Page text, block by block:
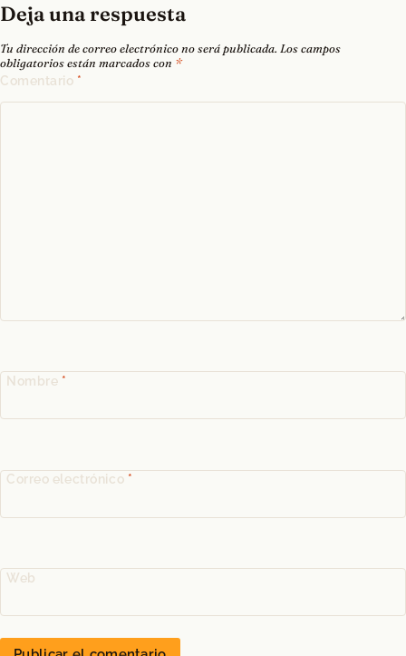
Deja una respuesta
Tu dirección de correo electrónico no será publicada. Los campos
obligatorios están marcados con *
Comentario *
Nombre *
Correo electrónico *
Web